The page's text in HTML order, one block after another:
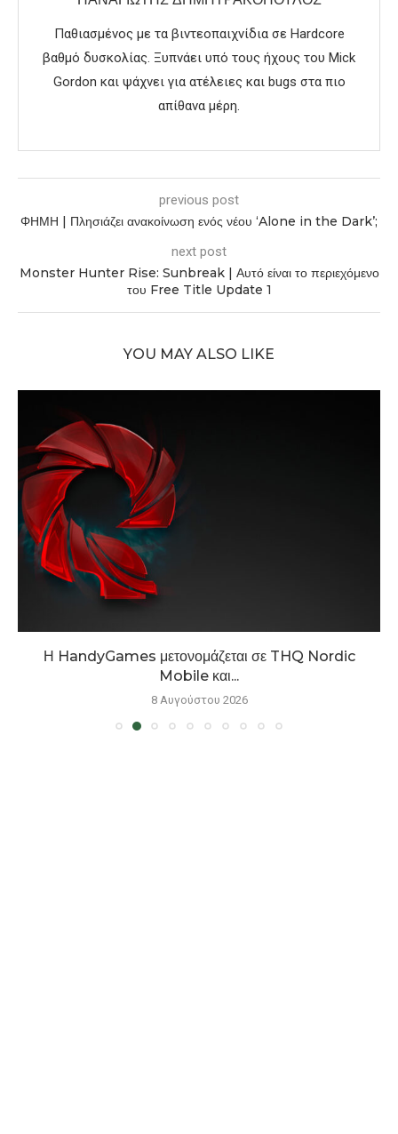
Παθιασμένος με τα βιντεοπαιχνίδια σε Hardcore
βαθμό δυσκολίας. Ξυπνάει υπό τους ήχους του Mick
Gordon και ψάχνει για ατέλειες και bugs στα πιο
απίθανα μέρη.
previous post
ΦΗΜΗ | Πλησιάζει ανακοίνωση ενός νέου ‘Alone in the Dark’;
next post
Monster Hunter Rise: Sunbreak | Αυτό είναι το περιεχόμενο
του Free Title Update 1
YOU MAY ALSO LIKE
Η HandyGames μετονομάζεται σε THQ Nordic
Mobile και...
8 Αυγούστου 2026